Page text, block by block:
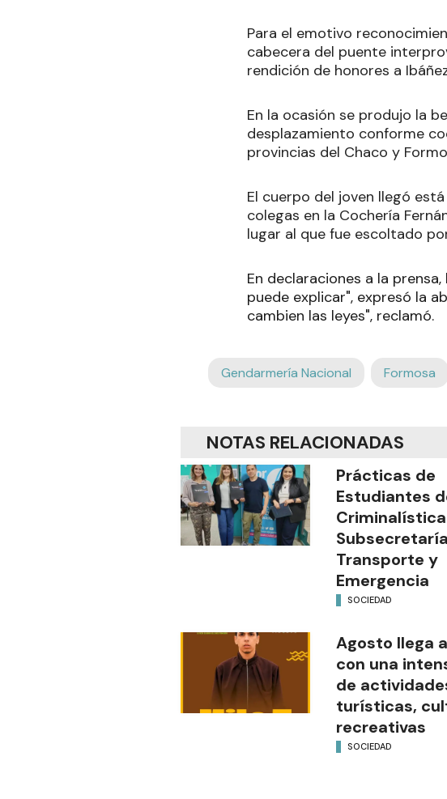
Para el emotivo
cabecera del puente
rendición de honores a
En la ocasión se produjo la
desplazamiento conforme
provincias del Chaco y
El cuerpo del joven llegó
colegas en la Cochería
lugar al que fue escoltado
En declaraciones a la
puede explicar", expresó la
cambien las leyes", reclamó.
Gendarmería Nacional Formosa
NOTAS RELACIONADAS
Prácticas de
Estudiantes
Transporte y
Emergencia
SOCIEDAD
Agosto llega
con una
de
turísticas,
recreativas
SOCIEDAD